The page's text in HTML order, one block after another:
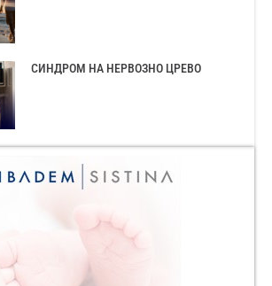
СИНДРОМ НА НЕРВОЗНО ЦРЕВО